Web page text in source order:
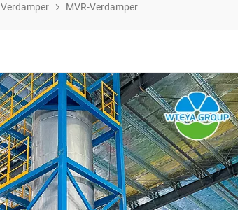
Verdamper MVR-Verdamper